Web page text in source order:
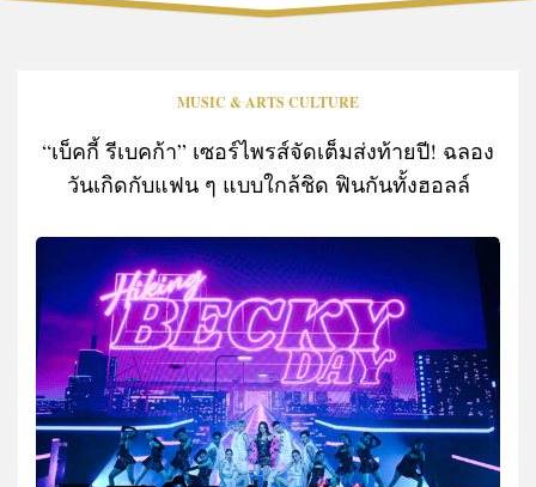
MUSIC & ARTS CULTURE
“เบ็คกี้ รีเบคก้า” เซอร์ไพรส์จัดเต็มส่งท้ายปี! ฉลอง
วันเกิดกับแฟน ๆ แบบใกล้ชิด ฟินกันทั้งฮอลล์